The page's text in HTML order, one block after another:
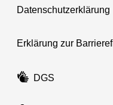
Datenschutzerklärung
Erklärung zur
DGS